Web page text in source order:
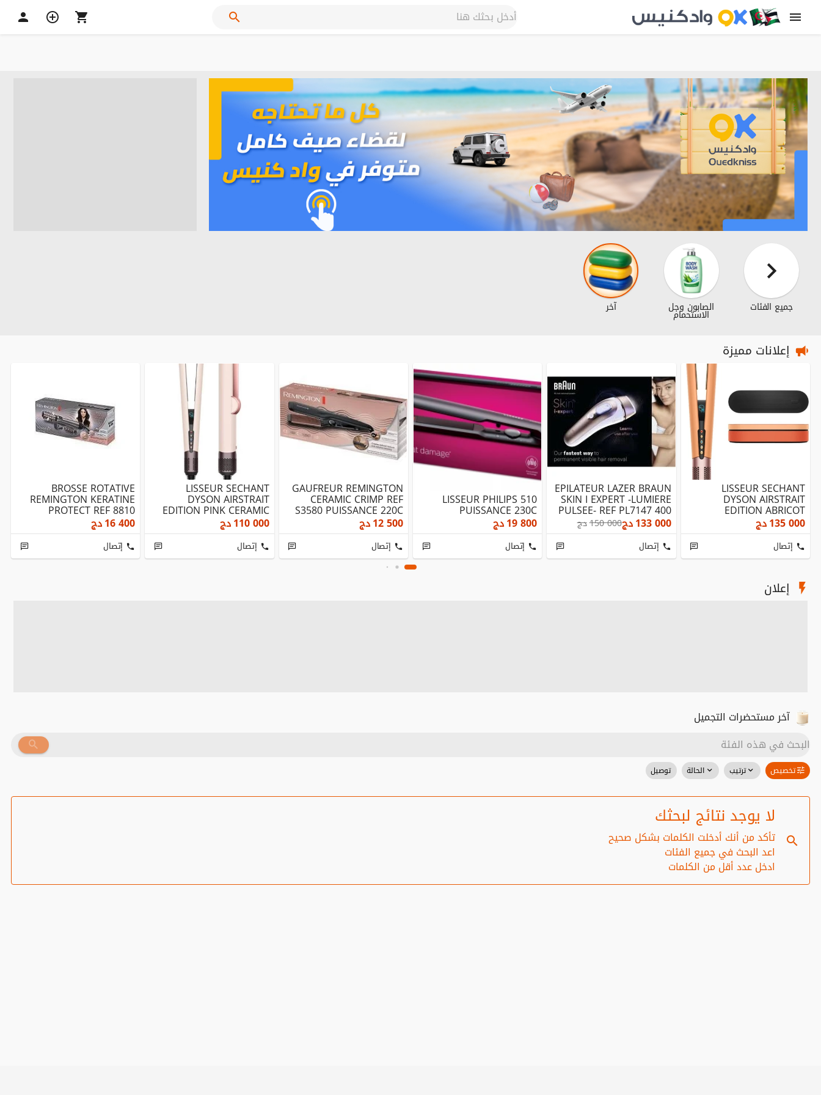
جميع الفئات الصابون وجل
الاستحمام
آخر
إعلانات مميزة
LISSEUR SECHANT
DYSON AIRSTRAIT
EDITION ABRICOT
TOPAZE REF HT01
PUISSANCE 1600W
135 000دج
إتصال
EPILATEUR LAZER BRAUN
SKIN I EXPERT -LUMIERE
PULSEE- REF PL7147 400
000 FLASHES...
133 000دج150 000دج
إتصال
LISSEUR PHILIPS 510
PUISSANCE 230C
19 800دج
إتصال
GAUFREUR REMINGTON
CERAMIC CRIMP REF
S3580 PUISSANCE 220C
12 500دج
إتصال
LISSEUR SECHANT
DYSON AIRSTRAIT
EDITION PINK CERAMIC
REF HT01 PUISSANCE
1600W
110 000دج
إتصال
BROSSE ROTATIVE
REMINGTON KERATINE
PROTECT REF 8810
PUISSANCE 1000W
16 400دج
إتصال
إعلان
آخر مستحضرات التجميل
تخصيص ترتيب الحالة توصيل
لا يوجد نتائج لبحثك
تأكد من أنك أدخلت الكلمات بشكل صحيح
اعد البحث في جميع الفئات
ادخل عدد أقل من الكلمات